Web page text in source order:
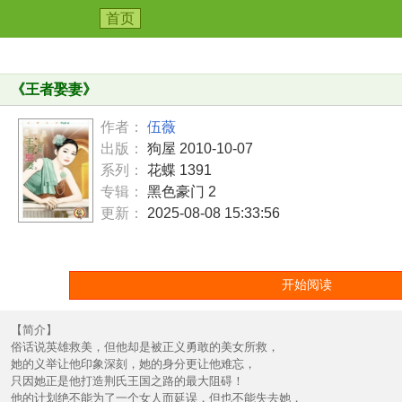
首页
《王者娶妻》
作者：
伍薇
出版：
狗屋 2010-10-07
系列：
花蝶 1391
专辑：
黑色豪门 2
更新：
2025-08-08 15:33:56
开始阅读
【简介】
俗话说英雄救美，但他却是被正义勇敢的美女所救，
她的义举让他印象深刻，她的身分更让他难忘，
只因她正是他打造荆氏王国之路的最大阻碍！
他的计划绝不能为了一个女人而延误，但也不能失去她，